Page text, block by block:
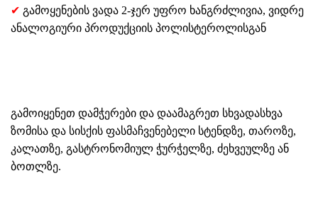
✔ გამოყენების ვადა 2-ჯერ უფრო ხანგრძლივია, ვიდრე
ანალოგიური პროდუქციის პოლისტეროლისგან
გამოიყენეთ დამჭერები და დაამაგრეთ სხვადასხვა
ზომისა და სისქის ფასმაჩვენებელი სტენდზე, თაროზე,
კალათზე, გასტრონომიულ ჭურჭელზე, ძეხვეულზე ან
ბოთლზე.